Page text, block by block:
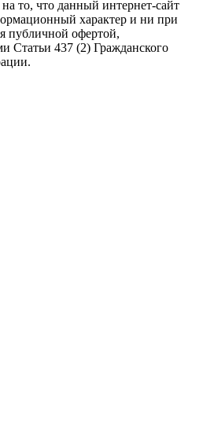
то, что данный интернет-сайт
характер и ни при
публичной офертой,
Статьи 437 (2) Гражданского